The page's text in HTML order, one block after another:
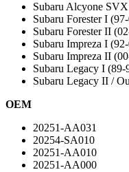
Subaru Alcyone
Subaru Forester I
Subaru Forester II
Subaru Impreza I
Subaru Impreza II
Subaru Legacy I
Subaru Legacy II /
OEM
20251-AA031
20254-SA010
20251-AA010
20251-AA000